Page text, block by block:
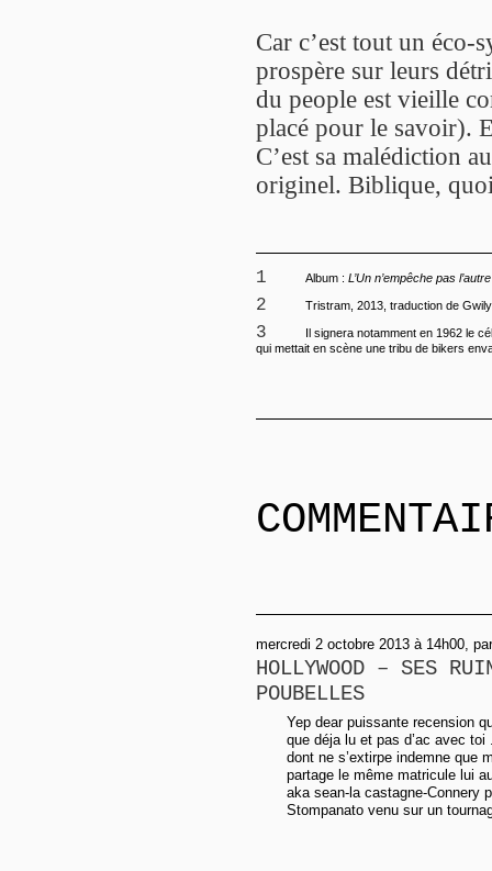
Car c’est tout un éco-
prospère sur leurs
du people est vieille
placé pour le savoir).
C’est sa malédiction
originel. Biblique,
1 Album : L’Un n’empêche pas l’autre
2 Tristram, 2013, traduction de
3
Il signera notamment en 1962 le
qui mettait en scène une tribu de bikers
mercredi 2 octobre 2013 à 14h00,
HOLLYWOOD – SES
POUBELLES
Yep dear puissante recension
que déja lu et pas d’ac avec
dont ne s’extirpe indemne que
partage le même matricule lui
aka sean-la castagne-Connery
Stompanato venu sur un